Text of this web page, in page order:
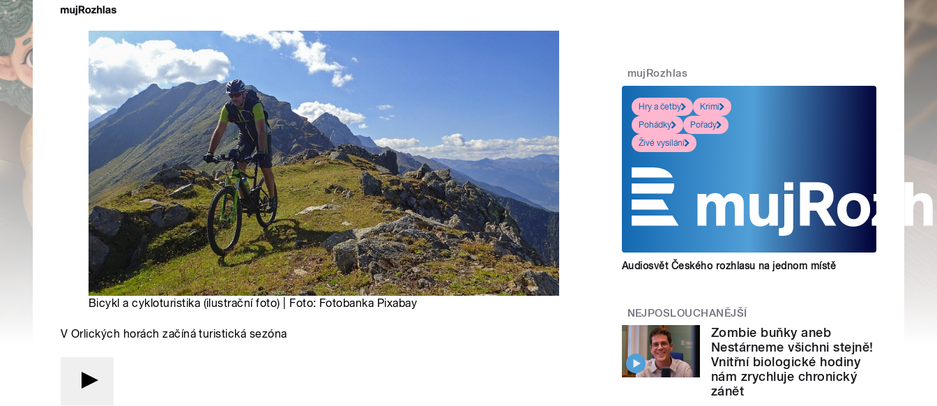
Bicykl a cykloturistika (ilustrační foto) | Foto: Fotobanka Pixabay
V Orlických horách začíná turistická sezóna
mujRozhlas
Hry a četby
Krimi
Pohádky
Pořady
Živé vysílání
Audiosvět Českého rozhlasu na jednom místě
NEJPOSLOUCHANĚJŠÍ
Zombie buňky aneb
Nestárneme všichni stejně!
Vnitřní biologické hodiny
nám zrychluje chronický
zánět